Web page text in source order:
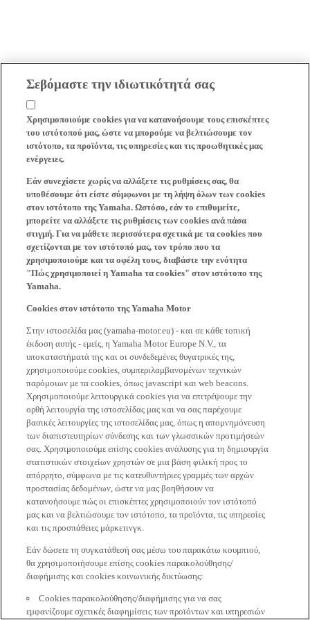
Σεβόμαστε την ιδιωτικότητά σας
Χρησιμοποιούμε cookies για να κατανοήσουμε τους επισκέπτες
του ιστότοπού μας, ώστε να μπορούμε να βελτιώσουμε τον
ιστότοπο, τα προϊόντα, τις υπηρεσίες και τις προωθητικές μας
ενέργειες.
Εάν συνεχίσετε χωρίς να αλλάξετε τις ρυθμίσεις σας, θα
υποθέσουμε ότι είστε σύμφωνοι με τη λήψη όλων των cookies
στον ιστότοπο της Yamaha. Ωστόσο, εάν το επιθυμείτε,
μπορείτε να αλλάξετε τις ρυθμίσεις των cookies ανά πάσα
στιγμή. Για να μάθετε περισσότερα σχετικά με τα cookies που
σχετίζονται με τον ιστότοπό μας, τον τρόπο που τα
χρησιμοποιούμε και τα οφέλη τους, διαβάστε την ενότητα
"Πώς χρησιμοποιεί η Yamaha τα cookies" στον ιστότοπο της
Yamaha.
Cookies στον ιστότοπο της Yamaha Motor
Στην ιστοσελίδα μας (yamaha-motor.eu) - και σε κάθε τοπική
έκδοση αυτής - εμείς, η Yamaha Motor Europe N.V., τα
υποκαταστήματά της και οι συνδεδεμένες θυγατρικές της,
χρησιμοποιούμε cookies, συμπεριλαμβανομένων τεχνικών
παρόμοιων με τα cookies, όπως javascript και web beacons.
Χρησιμοποιούμε λειτουργικά cookies για να επιτρέψουμε την
ορθή λειτουργία της ιστοσελίδας μας και να σας παρέχουμε
βασικές λειτουργίες της ιστοσελίδας μας, όπως η απομνημόνευση
των διαπιστευτηρίων σύνδεσης και των γλωσσικών προτιμήσεών
σας. Χρησιμοποιούμε επίσης cookies ανάλυσης για τη δημιουργία
στατιστικών στοιχείων χρηστών σε μια βάση φιλική προς το
απόρρητο, σύμφωνα με τις κατευθυντήριες γραμμές των αρχών
προστασίας δεδομένων, ώστε να μας βοηθήσουν να
κατανοήσουμε πώς οι επισκέπτες χρησιμοποιούν τον ιστότοπό
μας και να βελτιώσουμε τον ιστότοπο, τα προϊόντα, τις υπηρεσίες
και τις προσπάθειες μάρκετινγκ.
Εάν δώσετε τη συγκατάθεσή σας μέσω του παρακάτω κουμπιού,
θα χρησιμοποιήσουμε επίσης cookies παρακολούθησης/
διαφήμισης και cookies κοινωνικής δικτύωσης:
Cookies παρακολούθησης/διαφήμισης για να σας
εμφανίζουμε σχετικές διαφημίσεις των προϊόντων και υπηρεσιών